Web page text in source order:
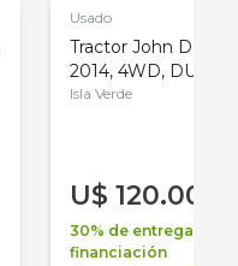
Usado
Tractor John Deere
2014, 4WD, DUAL
Isla Verde
U$ 120.000
30% de entrega +
financiación